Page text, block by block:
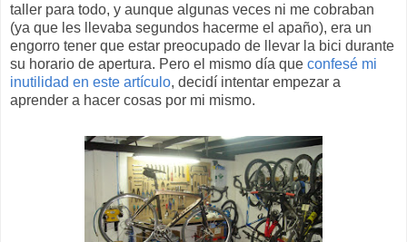
taller para todo, y aunque algunas veces ni me cobraban
(ya que les llevaba segundos hacerme el apaño), era un
engorro tener que estar preocupado de llevar la bici durante
su horario de apertura. Pero el mismo día que confesé mi
inutilidad en este artículo, decidí intentar empezar a
aprender a hacer cosas por mi mismo.